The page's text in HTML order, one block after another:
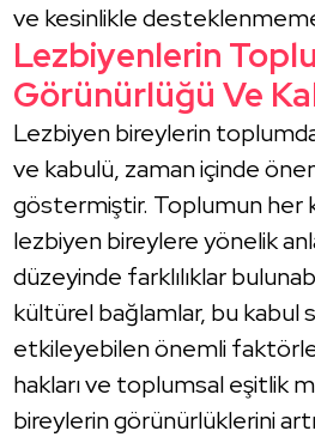
ve kesinlikle
Lezbiyenlerin
Görünürlüğü Ve
Lezbiyen bireylerin
ve kabulü, zaman içinde
göstermiştir. Toplumun her
lezbiyen bireylere yönelik
düzeyinde farklılıklar
kültürel bağlamlar, bu kabul
etkileyebilen önemli
hakları ve toplumsal eşitlik
bireylerin görünürlüklerini